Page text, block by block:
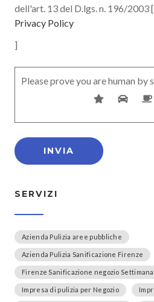
dell'art. 13 del D.lgs. n. 196/2003 [
Privacy Policy
]
Please prove you are human by
SERVIZI
Azienda Pulizia aree pubbliche
Azienda Pulizia Sanificazione Firenze
Firenze Sanificazione negozio
Impresa di pulizia per Negozio